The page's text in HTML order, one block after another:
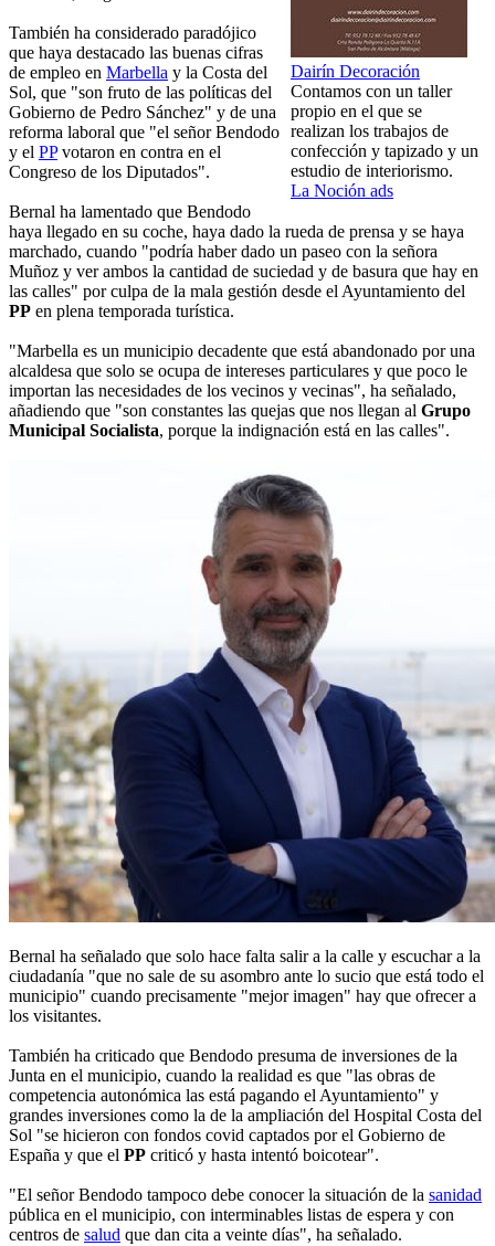
Dairín Decoración
Contamos con un taller
propio en el que se
realizan los trabajos de
confección y tapizado y un
estudio de interiorismo.
La Noción ads
También ha considerado paradójico
que haya destacado las buenas cifras
de empleo en Marbella y la Costa del
Sol, que "son fruto de las políticas del
Gobierno de Pedro Sánchez" y de una
reforma laboral que "el señor Bendodo
y el PPvotaron en contra en el
Congreso de los Diputados".
Bernal ha lamentado que Bendodo
haya llegado en su coche, haya dado la rueda de prensa y se haya
marchado, cuando "podría haber dado un paseo con la señora
Muñoz y ver ambos la cantidad de suciedad y de basura que hay en
las calles" por culpa de la mala gestión desde el Ayuntamiento del
PP en plena temporada turística.
"Marbella es un municipio decadente que está abandonado por una
alcaldesa que solo se ocupa de intereses particulares y que poco le
importan las necesidades de los vecinos y vecinas", ha señalado,
añadiendo que "son constantes las quejas que nos llegan al Grupo
Municipal Socialista, porque la indignación está en las calles".
Bernal ha señalado que solo hace falta salir a la calle y escuchar a la
ciudadanía "que no sale de su asombro ante lo sucio que está todo el
municipio" cuando precisamente "mejor imagen" hay que ofrecer a
los visitantes.
También ha criticado que Bendodo presuma de inversiones de la
Junta en el municipio, cuando la realidad es que "las obras de
competencia autonómica las está pagando el Ayuntamiento" y
grandes inversiones como la de la ampliación del Hospital Costa del
Sol "se hicieron con fondos covid captados por el Gobierno de
España y que el PP criticó y hasta intentó boicotear".
"El señor Bendodo tampoco debe conocer la situación de la sanidad
pública en el municipio, con interminables listas de espera y con
centros de salud que dan cita a veinte días", ha señalado.